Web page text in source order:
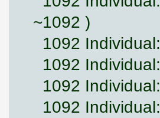
~1092 )
1092 Individual:
1092 Individual:
1092 Individual:
1092 Individual: